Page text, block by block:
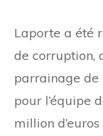
Laporte a été
de corruption,
parrainage
pour l’équipe
million